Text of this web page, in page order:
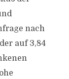
nach
auf 3,84